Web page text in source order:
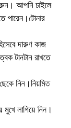
আপনি চাইলে
পারেন।টোনার
দারুণ কাজ
টানটান রাখতে
ছেকে নিন।নিয়মিত
মুখে লাগিয়ে নিন।